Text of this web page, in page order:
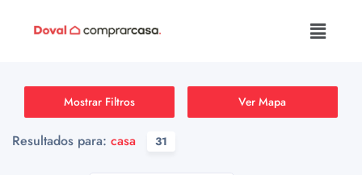
Mostrar Filtros Ver Mapa
Resultados para: casa 31